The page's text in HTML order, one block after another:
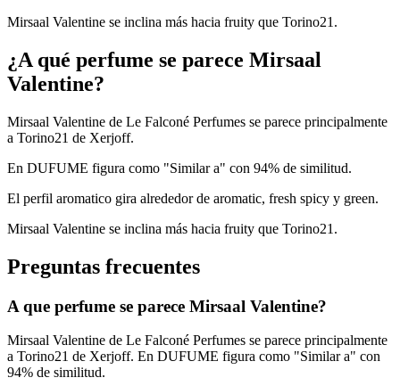
Mirsaal Valentine se inclina más hacia fruity que Torino21.
¿A qué perfume se parece Mirsaal
Valentine?
Mirsaal Valentine de Le Falconé Perfumes se parece principalmente
a Torino21 de Xerjoff.
En DUFUME figura como "Similar a" con 94% de similitud.
El perfil aromatico gira alrededor de aromatic, fresh spicy y green.
Mirsaal Valentine se inclina más hacia fruity que Torino21.
Preguntas frecuentes
A que perfume se parece Mirsaal Valentine?
Mirsaal Valentine de Le Falconé Perfumes se parece principalmente
a Torino21 de Xerjoff. En DUFUME figura como "Similar a" con
94% de similitud.